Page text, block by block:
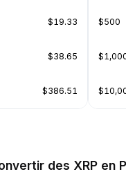
$19.33
$38.65
$386.51
$500
des XRP en